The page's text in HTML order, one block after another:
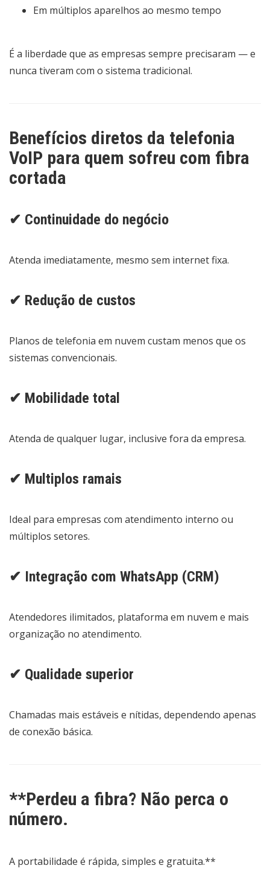
Em múltiplos aparelhos ao mesmo tempo
É a liberdade que as empresas sempre precisaram — e
nunca tiveram com o sistema tradicional.
Benefícios diretos da telefonia
VoIP para quem sofreu com fibra
cortada
✔ Continuidade do negócio
Atenda imediatamente, mesmo sem internet fixa.
✔ Redução de custos
Planos de telefonia em nuvem custam menos que os
sistemas convencionais.
✔ Mobilidade total
Atenda de qualquer lugar, inclusive fora da empresa.
✔ Multiplos ramais
Ideal para empresas com atendimento interno ou
múltiplos setores.
✔ Integração com WhatsApp (CRM)
Atendedores ilimitados, plataforma em nuvem e mais
organização no atendimento.
✔ Qualidade superior
Chamadas mais estáveis e nítidas, dependendo apenas
de conexão básica.
**Perdeu a fibra? Não perca o
número.
A portabilidade é rápida, simples e gratuita.**